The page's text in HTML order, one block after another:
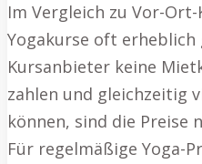
Im Vergleich zu Vor-
Yogakurse oft erheblich
Kursanbieter keine
zahlen und gleichzeitig
können, sind die Preise
Für regelmäßige Yoga-